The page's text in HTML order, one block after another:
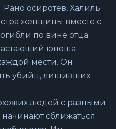
осиротев, Халиль
женщины вместе с
по вине отца
юноша
мести. Он
убийц, лишивших
людей с разными
сближаться.